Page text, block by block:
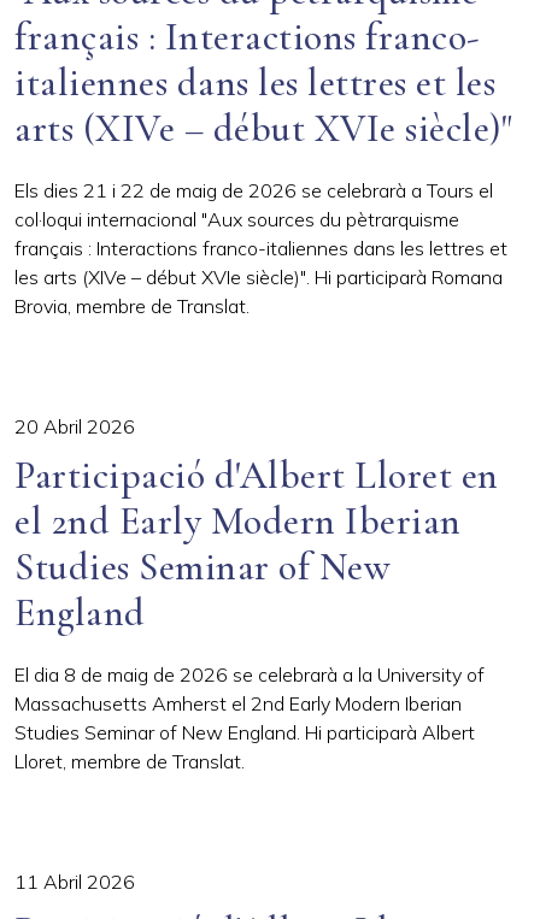
français : Interactions franco-
italiennes dans les lettres et les
arts (XIVe – début XVIe siècle)"
Els dies 21 i 22 de maig de 2026 se celebrarà a Tours el
col·loqui internacional "Aux sources du pètrarquisme
français : Interactions franco-italiennes dans les lettres et
les arts (XIVe – début XVIe siècle)". Hi participarà Romana
Brovia, membre de Translat.
20 Abril 2026
Participació d'Albert Lloret en
el 2nd Early Modern Iberian
Studies Seminar of New
England
El dia 8 de maig de 2026 se celebrarà a la University of
Massachusetts Amherst el 2nd Early Modern Iberian
Studies Seminar of New England. Hi participarà Albert
Lloret, membre de Translat.
11 Abril 2026